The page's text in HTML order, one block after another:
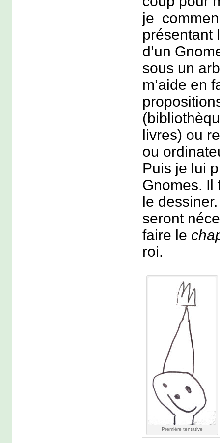
je
présentant
d’un
sous un
m’aide en
livres) ou
ou
Puis je lui
Gnomes. Il
le
seront
faire le
roi.
Première tentative